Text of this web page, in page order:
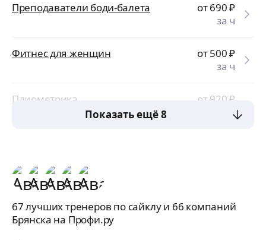
Преподаватели боди-балета от 690₽
за ч
Фитнес для женщин от 500₽
за ч
Плиометрика от 920₽
за ч
Показать ещё 8
67 лучших тренеров по сайклу и 66 компаний
Брянска на Профи.ру